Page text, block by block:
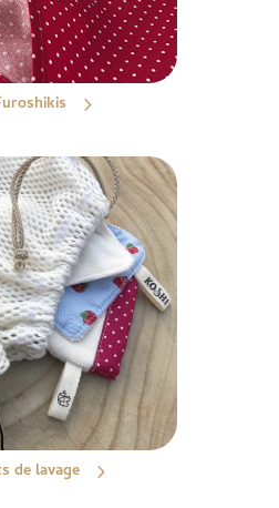
de lavage